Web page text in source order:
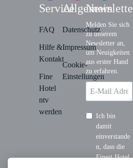
Service
FAQ
Hilfe &
Kontakt
Fine
Hotel
ntv
werden
Allgemein
Datenschutz
Impressum
Cookie-
Einstellungen
Melden Sie sich
zu unserem
Newsletter an,
um Neuigkeiten
aus erster Hand
zu erfahren.
Ich bin
damit
einverstande
n, dass die
Finest Hotel